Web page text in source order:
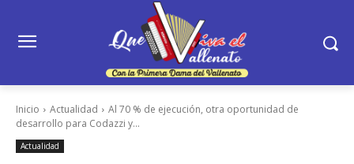
Inicio Actualidad
Al 70 % de ejecución, otra oportunidad de
desarrollo para Codazzi y...
Actualidad